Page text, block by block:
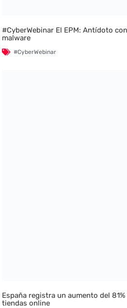
#CyberWebinar El EPM: Antídoto
malware
#CyberWebinar
España registra un aumento del
tiendas online